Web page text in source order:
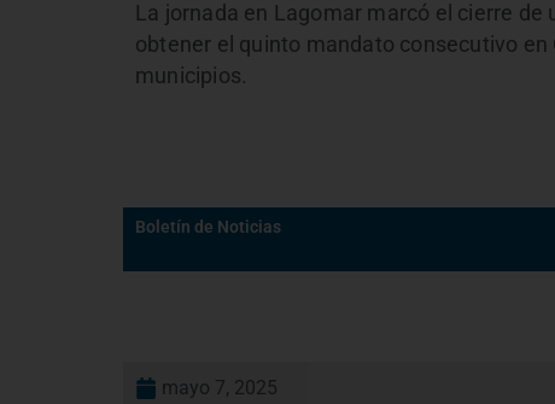
La jornada en Lagomar marcó el cierre de
obtener el quinto mandato consecutivo en
municipios.
Boletín de Noticias
mayo 7, 2025